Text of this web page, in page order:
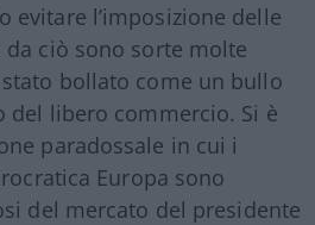
evitare l’imposizione delle
ciò sono sorte molte
bollato come un bullo
del libero commercio. Si è
paradossale in cui i
Europa sono
del mercato del presidente